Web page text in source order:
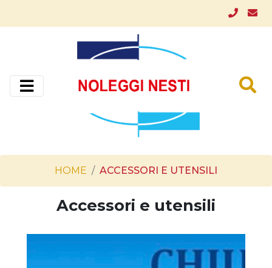
HOME ACCESSORI E UTENSILI
Accessori e utensili